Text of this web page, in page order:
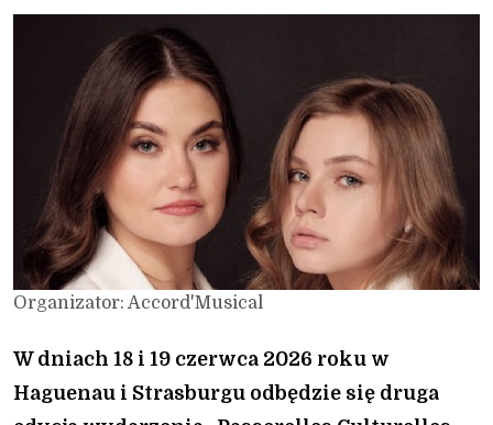
Organizator: Accord'Musical
W dniach 18 i 19 czerwca 2026 roku w
Haguenau i Strasburgu odbędzie się druga